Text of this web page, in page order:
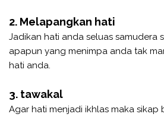
2. Melapangkan hati
Jadikan hati anda seluas samudera
apapun yang menimpa anda tak
hati anda.
3. tawakal
Agar hati menjadi ikhlas maka sikap